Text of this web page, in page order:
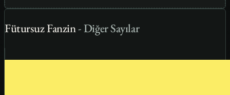
Fütursuz Fanzin- Diğer Sayılar